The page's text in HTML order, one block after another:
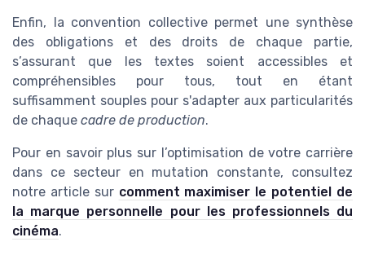
Enfin, la convention collective permet une synthèse
des obligations et des droits de chaque partie,
s’assurant que les textes soient accessibles et
compréhensibles pour tous, tout en étant
suffisamment souples pour s'adapter aux particularités
de chaque cadre de production.
Pour en savoir plus sur l’optimisation de votre carrière
dans ce secteur en mutation constante, consultez
notre article sur comment maximiser le potentiel de
la marque personnelle pour les professionnels du
cinéma.